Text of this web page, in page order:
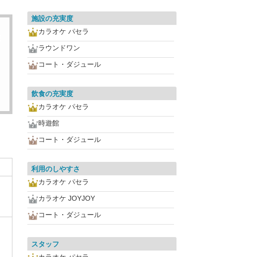
施設の充実度
カラオケ パセラ
ラウンドワン
コート・ダジュール
飲食の充実度
カラオケ パセラ
時遊館
コート・ダジュール
利用のしやすさ
カラオケ パセラ
カラオケ JOYJOY
コート・ダジュール
スタッフ